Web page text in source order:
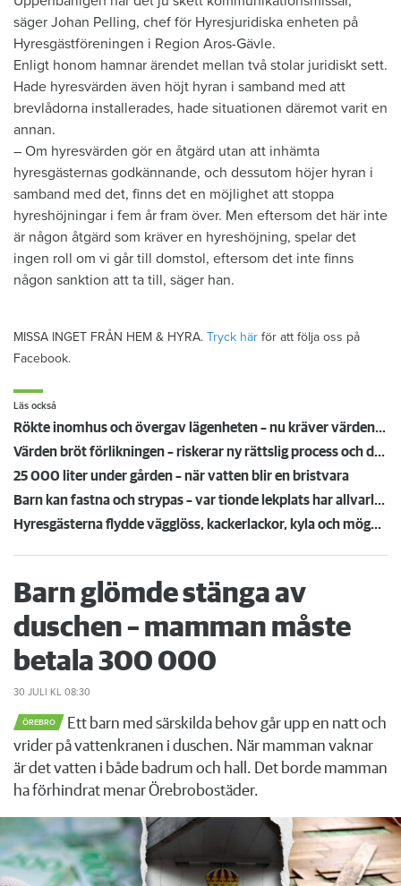
säger Johan Pelling, chef för Hyresjuridiska enheten på
Hyresgästföreningen i Region Aros-Gävle.
Enligt honom hamnar ärendet mellan två stolar juridiskt sett.
Hade hyresvärden även höjt hyran i samband med att
brevlådorna installerades, hade situationen däremot varit en
annan.
– Om hyresvärden gör en åtgärd utan att inhämta
hyresgästernas godkännande, och dessutom höjer hyran i
samband med det, finns det en möjlighet att stoppa
hyreshöjningar i fem år fram över. Men eftersom det här inte
är någon åtgärd som kräver en hyreshöjning, spelar det
ingen roll om vi går till domstol, eftersom det inte finns
någon sanktion att ta till, säger han.
MISSA INGET FRÅN HEM & HYRA. Tryck här för att följa oss på
Facebook.
Läs också
Rökte inomhus och övergav lägenheten – nu kräver värden honom på 100 000 kronor
Värden bröt förlikningen – riskerar ny rättslig process och dubblerat vite
25 000 liter under gården – när vatten blir en bristvara
Barn kan fastna och strypas – var tionde lekplats har allvarliga brister
Hyresgästerna flydde vägglöss, kackerlackor, kyla och mögel: "Vaknade av att det kröp på kroppen"
Barn glömde stänga av
duschen – mamman måste
betala 300 000
30 JULI KL 08:30
ÖREBRO
Ett barn med särskilda behov går upp en natt och
vrider på vattenkranen i duschen. När mamman vaknar
är det vatten i både badrum och hall. Det borde mamman
ha förhindrat menar Örebrobostäder.